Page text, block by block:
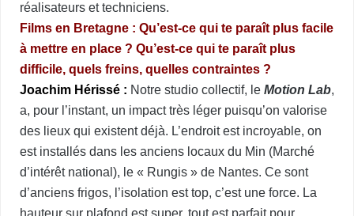
réalisateurs et techniciens.
Films en Bretagne : Qu’est-ce qui te paraît plus facile
à mettre en place ? Qu’est-ce qui te paraît plus
difficile, quels freins, quelles contraintes ?
Joachim Hérissé : Notre studio collectif, le Motion Lab,
a, pour l’instant, un impact très léger puisqu’on valorise
des lieux qui existent déjà. L’endroit est incroyable, on
est installés dans les anciens locaux du Min (Marché
d’intérêt national), le « Rungis » de Nantes. Ce sont
d’anciens frigos, l’isolation est top, c’est une force. La
hauteur sur plafond est super, tout est parfait pour